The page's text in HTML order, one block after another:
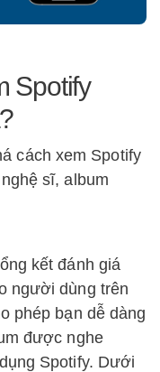
Spotify
cách xem Spotify
sĩ, album
kết đánh giá
người dùng trên
phép bạn dễ dàng
được nghe
Spotify. Dưới